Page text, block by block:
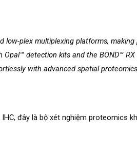
plex multiplexing platforms,
detection kits and the BOND™
with advanced spatial
đây là bộ xét nghiệm proteomics